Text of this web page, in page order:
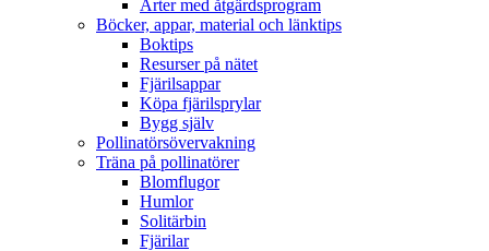
Arter med åtgärdsprogram
Böcker, appar, material och länktips
Boktips
Resurser på nätet
Fjärilsappar
Köpa fjärilsprylar
Bygg själv
Pollinatörsövervakning
Träna på pollinatörer
Blomflugor
Humlor
Solitärbin
Fjärilar